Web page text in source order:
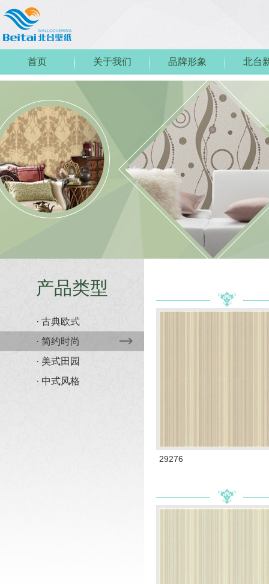
首页 关于我们 品牌形象 北台
产品类型
· 古典欧式
· 简约时尚
· 美式田园
· 中式风格
29276